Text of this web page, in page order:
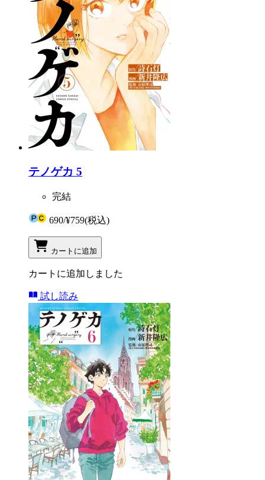
テノゲカ 5
完結
690/¥759(税込)
カートに追加
カートに追加しました
試し読み